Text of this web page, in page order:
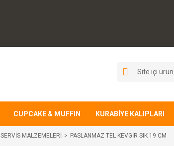
CUPCAKE & MUFFIN KURABİYE KALIPLARI
SERVİS MALZEMELERİ PASLANMAZ TEL KEVGİR SIK 19 CM